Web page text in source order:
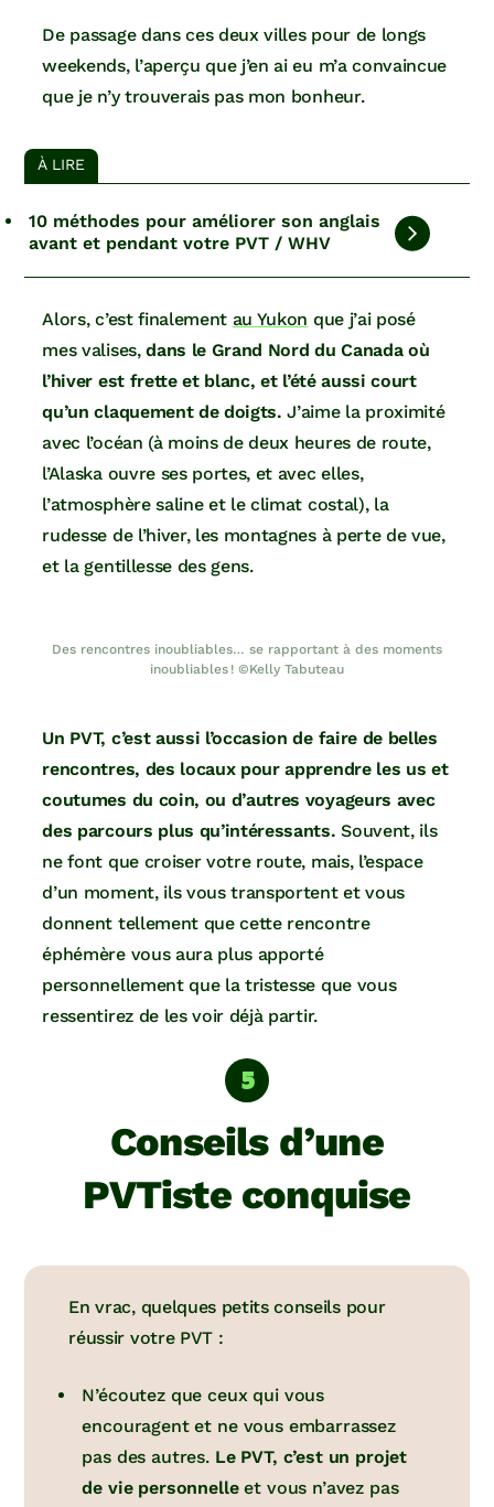
De passage dans ces deux villes pour de longs
weekends, l’aperçu que j’en ai eu m’a convaincue
que je n’y trouverais pas mon bonheur.
À LIRE
10 méthodes pour améliorer son anglais
avant et pendant votre PVT / WHV
Alors, c’est finalement au Yukon que j’ai posé
mes valises,dans le Grand Nord du Canada où
l’hiver est frette et blanc, et l’été aussi court
qu’un claquement de doigts. J’aime la proximité
avec l’océan (à moins de deux heures de route,
l’Alaska ouvre ses portes, et avec elles,
l’atmosphère saline et le climat costal), la
rudesse de l’hiver, les montagnes à perte de vue,
et la gentillesse des gens.
Des rencontres inoubliables… se rapportant à des moments
inoubliables ! ©Kelly Tabuteau
Un PVT, c’est aussi l’occasion de faire de belles
rencontres, des locaux pour apprendre les us et
coutumes du coin, ou d’autres voyageurs avec
des parcours plus qu’intéressants. Souvent, ils
ne font que croiser votre route, mais, l’espace
d’un moment, ils vous transportent et vous
donnent tellement que cette rencontre
éphémère vous aura plus apporté
personnellement que la tristesse que vous
ressentirez de les voir déjà partir.
Conseils d’une
PVTiste conquise
En vrac, quelques petits conseils pour
réussir votre PVT :
N’écoutez que ceux qui vous
encouragent et ne vous embarrassez
pas des autres. Le PVT, c’est un projet
de vie personnelleet vous n’avez pas